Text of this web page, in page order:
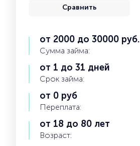
Сравнить
от 2000 до 30000 руб.
Сумма займа:
от 1 до 31 дней
Срок займа:
от 0 руб
Переплата:
от 18 до 80 лет
Возраст: